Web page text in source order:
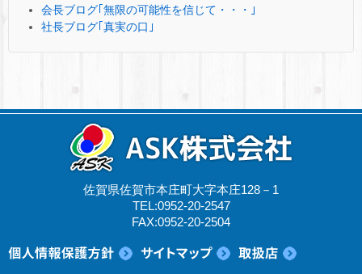
会長ブログ｢無限の可能性を信じて・・・｣
社長ブログ｢真実の口｣
佐賀県佐賀市本庄町大字本庄128－1
TEL:0952-20-2547
FAX:0952-20-2504